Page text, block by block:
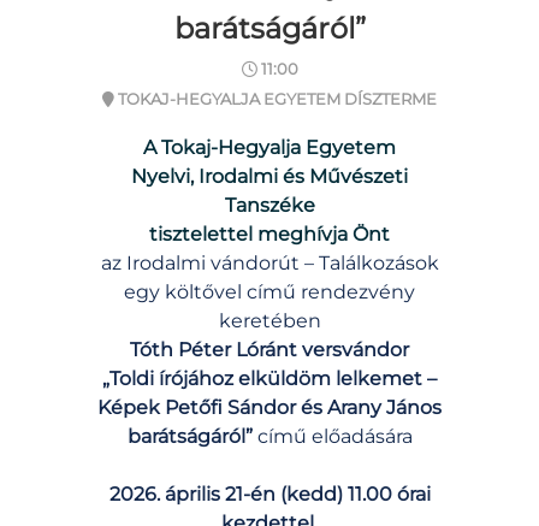
barátságáról”
11:00
TOKAJ-HEGYALJA EGYETEM DÍSZTERME
A Tokaj-Hegyalja Egyetem
Nyelvi, Irodalmi és Művészeti
Tanszéke
tisztelettel meghívja Önt
az Irodalmi vándorút – Találkozások
egy költővel című rendezvény
keretében
Tóth Péter Lóránt versvándor
„Toldi írójához elküldöm lelkemet –
Képek Petőfi Sándor és Arany János
barátságáról”című előadására
2026. április 21-én (kedd) 11.00 órai